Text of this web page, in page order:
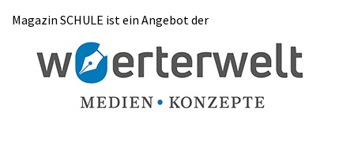
Kommentar
Magazin SCHULE ist ein Angebot der